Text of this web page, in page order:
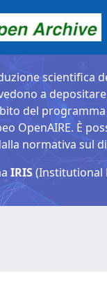
scientifica
a
del
OpenAIRE. È
normativa sul
IRIS(Institutional